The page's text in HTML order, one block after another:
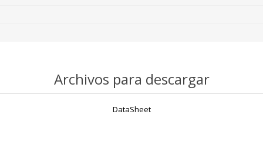
Archivos para descargar
DataSheet